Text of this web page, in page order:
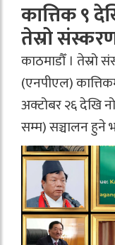
कात्तिक ९
तेस्रो
काठमाडौँ । तेस्रो
(एनपीएल)
अक्टोबर २६ देखि
सम्म) सञ्चालन हुने